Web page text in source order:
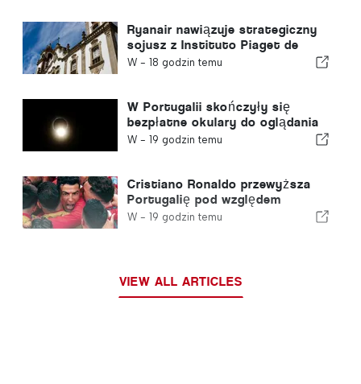
Ryanair nawiązuje strategiczny
sojusz z Instituto Piaget de
Viseu w zakresie szkoleń dla
W - 18 godzin temu
W Portugalii skończyły się
bezpłatne okulary do oglądania
całkowitego zaćmienia Słońca
W - 19 godzin temu
Cristiano Ronaldo przewyższa
Portugalię pod względem
wartości komercyjnej
W - 19 godzin temu
VIEW ALL ARTICLES